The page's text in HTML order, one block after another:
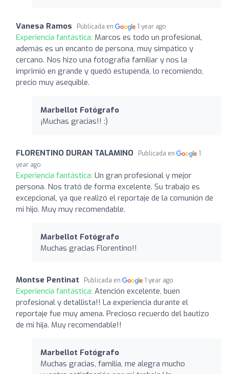
Vanesa Ramos Publicada en 1 year ago
Experiencia fantástica: Marcos es todo un profesional,
además es un encanto de persona, muy simpático y
cercano. Nos hizo una fotografía familiar y nos la
imprimió en grande y quedó estupenda, lo recomiendo,
precio muy asequible.
Marbellot Fotógrafo
¡Muchas gracias!! :)
FLORENTINO DURAN TALAMINO Publicada en
1
year ago
Experiencia fantástica: Un gran profesional y mejor
persona. Nos trató de forma excelente. Su trabajo es
excepcional, ya que realizó el reportaje de la comunión de
mi hijo. Muy muy recomendable.
Marbellot Fotógrafo
Muchas gracias Florentino!!
Montse Pentinat Publicada en 1 year ago
Experiencia fantástica: Atención excelente, buen
profesional y detallista!! La experiencia durante el
reportaje fue muy amena. Precioso recuerdo del bautizo
de mi hija. Muy recomendable!!
Marbellot Fotógrafo
Muchas gracias, familia, me alegra mucho